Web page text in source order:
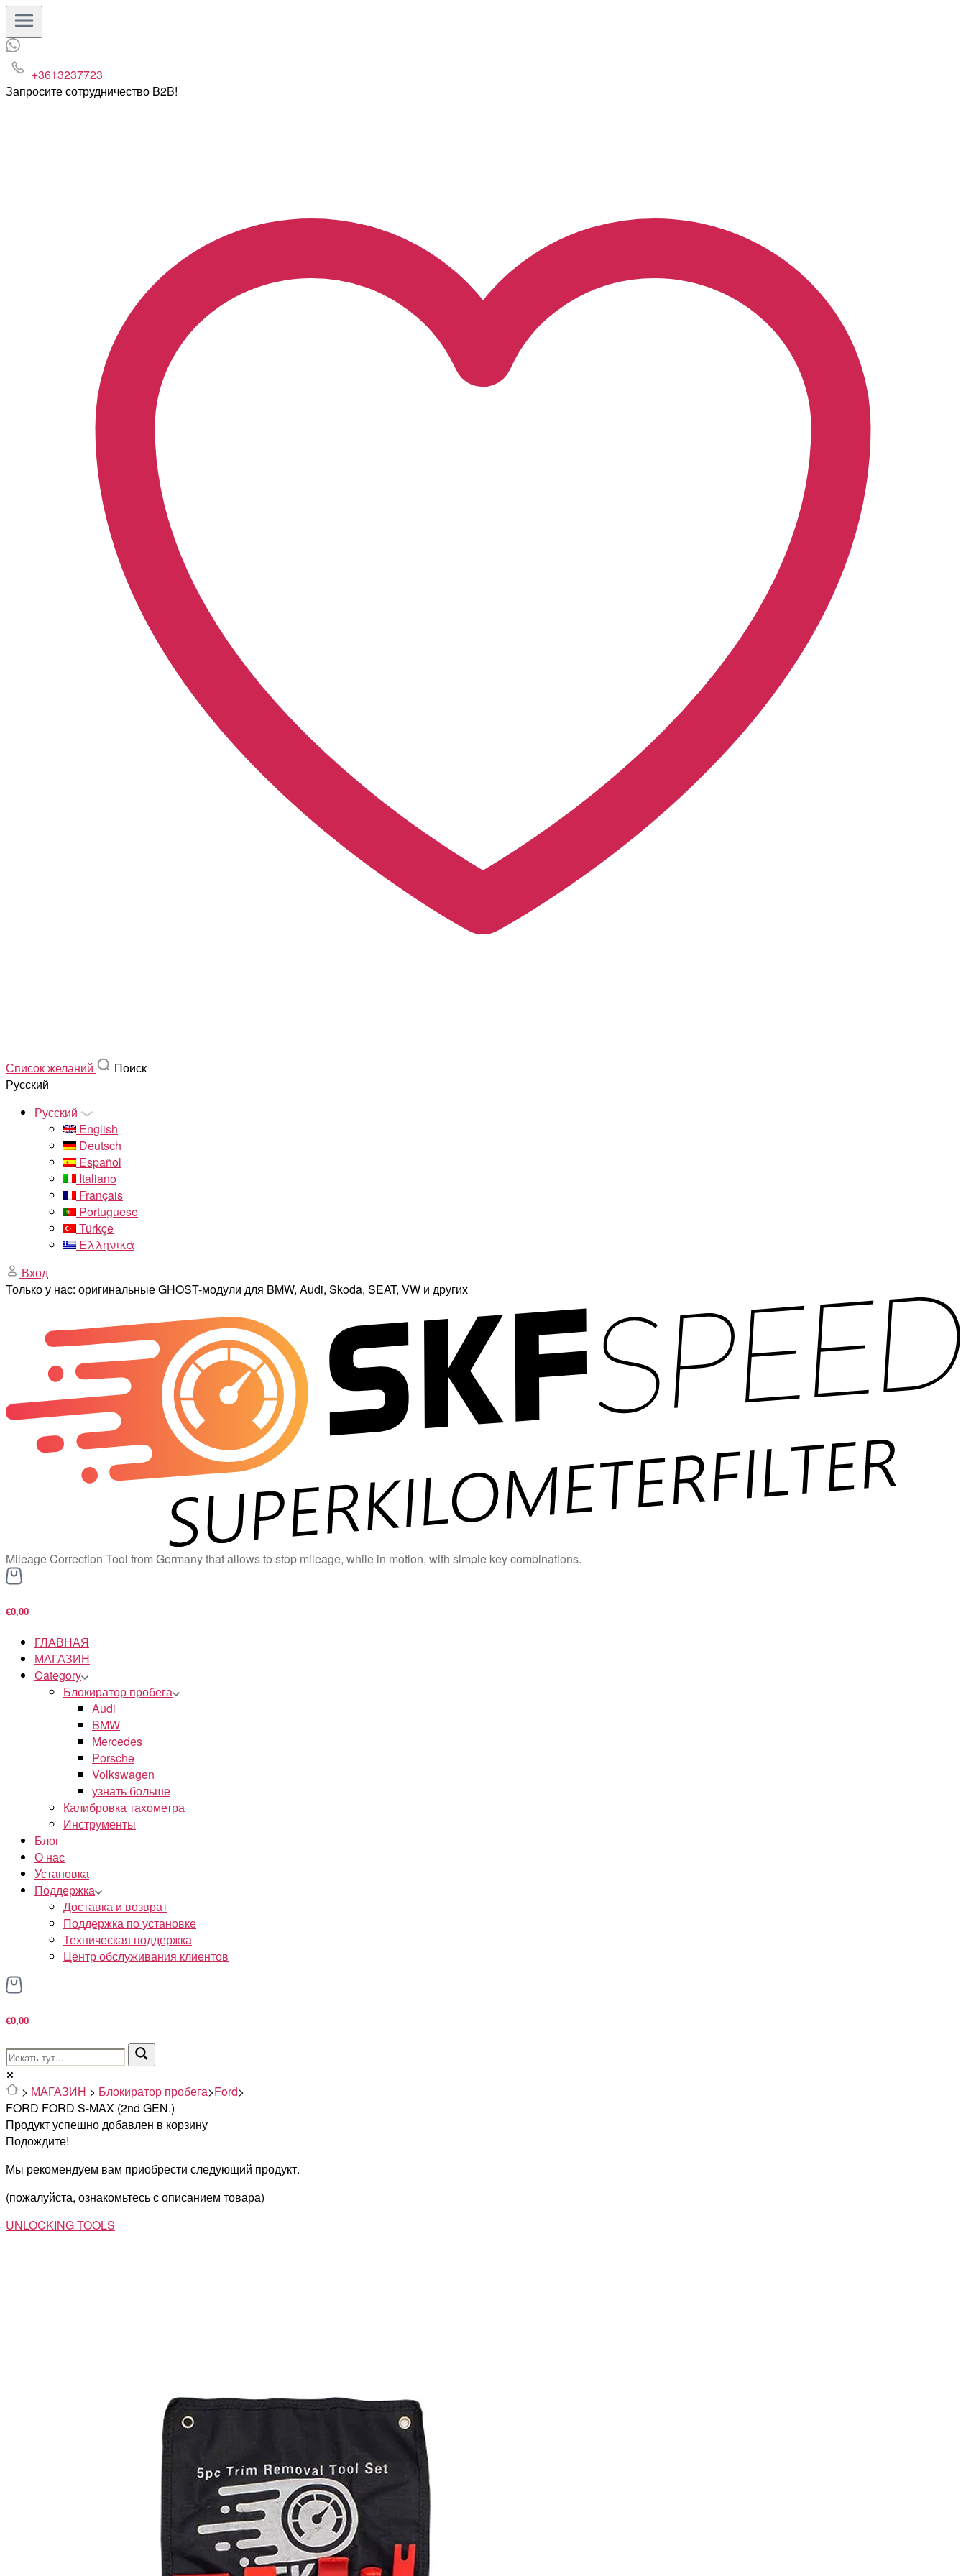
+3613237723
Запросите сотрудничество B2B!
Список желаний
Поиск
Русский
Русский
English
Deutsch
Español
Italiano
Français
Portuguese
Türkçe
Ελληνικά
Вход
Только у нас: оригинальные GHOST-модули для BMW, Audi, Skoda, SEAT, VW и других
Mileage Correction Tool from Germany that allows to stop mileage, while in motion, with simple key combinations.
€0,00
ГЛАВНАЯ
МАГАЗИН
Category
Блокиратор пробега
Audi
BMW
Mercedes
Porsche
Volkswagen
узнать больше
Калибровка тахометра
Инструменты
Блог
О нас
Установка
Поддержка
Доставка и возврат
Поддержка по установке
Техническая поддержка
Центр обслуживания клиентов
€0,00
> МАГАЗИН > Блокиратор пробега>Ford>
FORD FORD S-MAX (2nd GEN.)
Продукт успешно добавлен в корзину
Подождите!
Мы рекомендуем вам приобрести следующий продукт.
(пожалуйста, ознакомьтесь с описанием товара)
UNLOCKING TOOLS